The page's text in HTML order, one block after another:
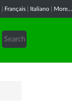
Français Italiano More...